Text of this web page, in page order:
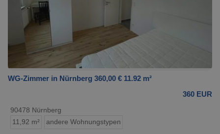
WG-Zimmer in Nürnberg 360,00 € 11.92 m²
360 EUR
90478 Nürnberg
11,92 m²
andere Wohnungstypen